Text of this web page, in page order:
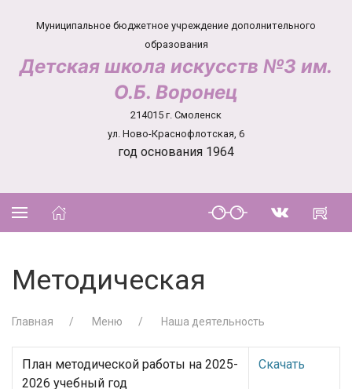
Муниципальное бюджетное учреждение дополнительного
образования
Детская школа искусств №3 им.
О.Б. Воронец
214015 г. Смоленск
ул. Ново-Краснофлотская, 6
год основания 1964
Методическая
Главная Меню Наша деятельность
План методической работы на 2025-
2026 учебный год
Скачать